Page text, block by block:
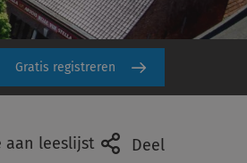
Gratis registreren
aan leeslijst Deel